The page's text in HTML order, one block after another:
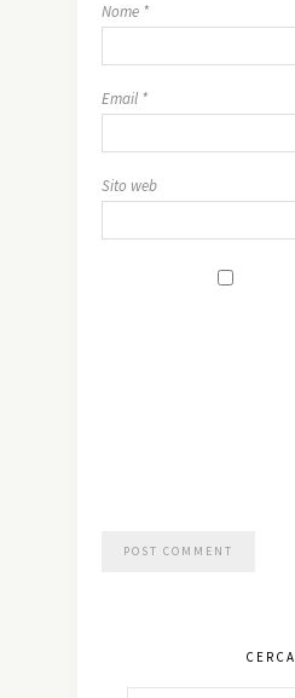
Nome *
Email *
Sito web
CERCA